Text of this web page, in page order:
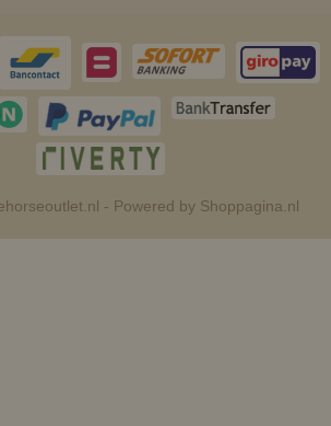
- Powered by Shoppagina.nl